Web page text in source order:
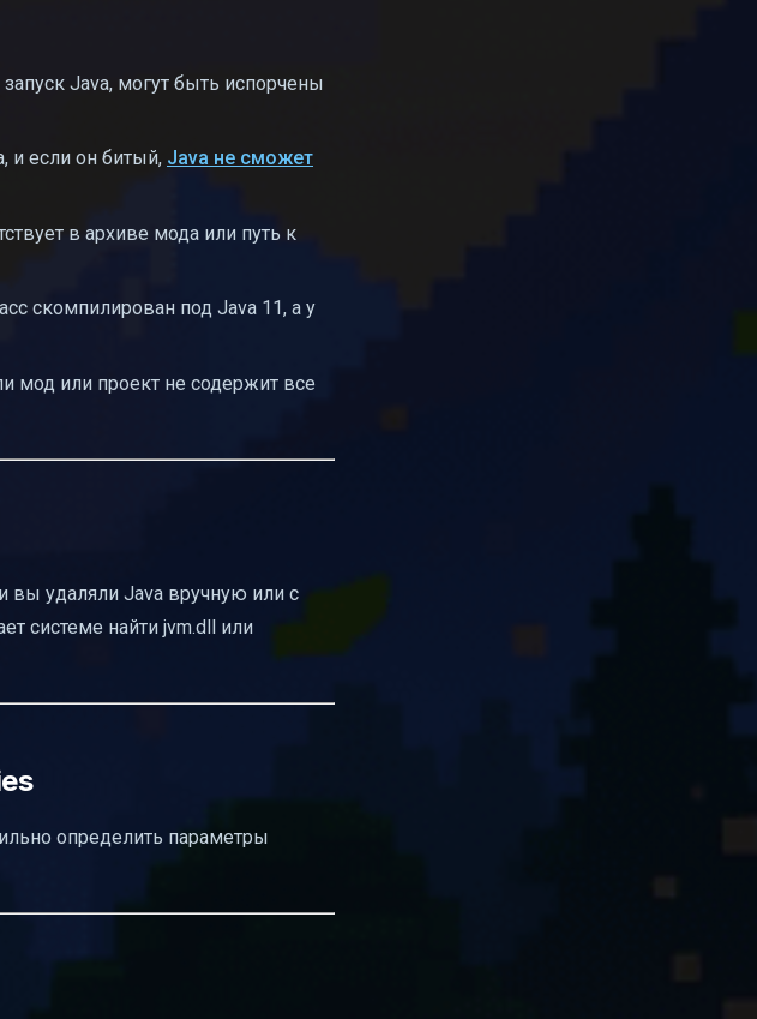
Java, могут быть испорчены
и если он битый, Java не сможет
в архиве мода или путь к
скомпилирован под Java 11, а у
мод или проект не содержит все
вы удаляли Java вручную или с
системе найти jvm.dll или
определить параметры